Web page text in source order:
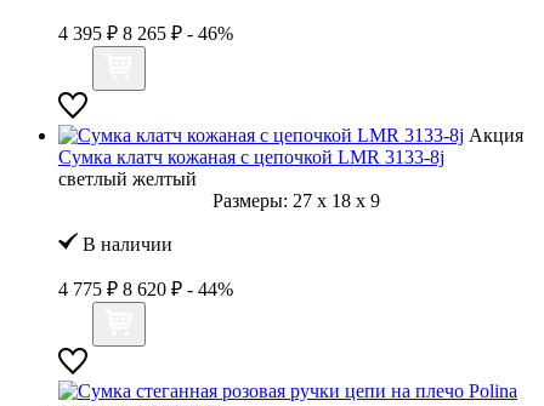
4 395 ₽ 8 265 ₽ - 46%
Акция
Сумка клатч кожаная с цепочкой LMR 3133-8j
светлый желтый
Размеры: 27 x 18 x 9
В наличии
4 775 ₽ 8 620 ₽ - 44%